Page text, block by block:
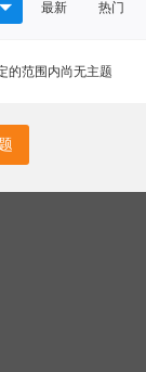
最新 热门
的范围内尚无主题